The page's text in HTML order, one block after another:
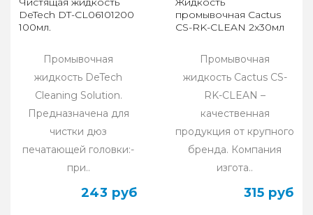
DeTech DT-CL06101200
100мл.
Промывочная
жидкость DeTech
Cleaning Solution.
Предназначена для
чистки дюз
печатающей головки:-
при..
243 руб
промывочная Cactus
CS-RK-CLEAN 2x30мл
Промывочная
жидкость Cactus CS-
RK-CLEAN –
качественная
продукция от крупного
бренда. Компания
изгота..
315 руб